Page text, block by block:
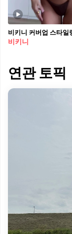
비키니
연관 토픽